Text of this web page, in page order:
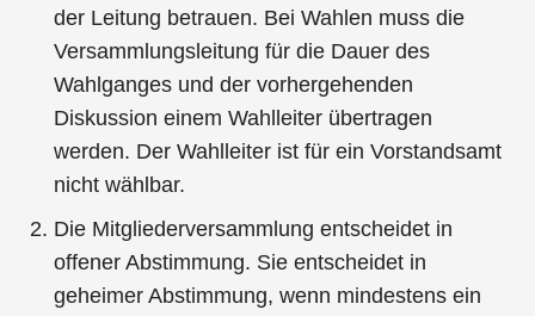
der Leitung betrauen. Bei Wahlen muss die
Versammlungsleitung für die Dauer des
Wahlganges und der vorhergehenden
Diskussion einem Wahlleiter übertragen
werden. Der Wahlleiter ist für ein Vorstandsamt
nicht wählbar.
Die Mitgliederversammlung entscheidet in
offener Abstimmung. Sie entscheidet in
geheimer Abstimmung, wenn mindestens ein